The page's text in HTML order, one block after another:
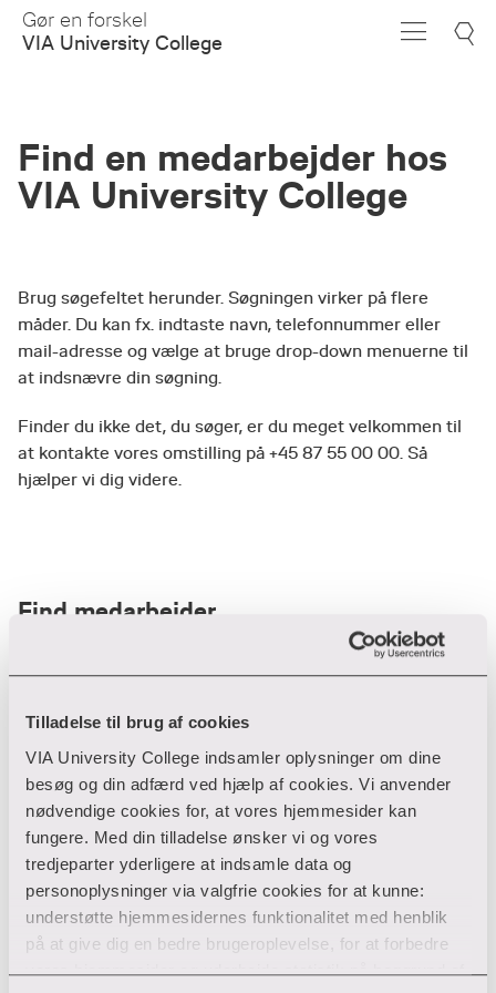
Tilladelse til brug af cookies
VIA University College indsamler oplysninger om dine
besøg og din adfærd ved hjælp af cookies. Vi anvender
nødvendige cookies for, at vores hjemmesider kan
fungere. Med din tilladelse ønsker vi og vores
tredjeparter yderligere at indsamle data og
personoplysninger via valgfrie cookies for at kunne:
understøtte hjemmesidernes funktionalitet med henblik
på at give dig en bedre brugeroplevelse, for at forbedre
vores hjemmesider og udarbejde statistik på baggrund af
Skip
Main
Gør en forskel
VIA University College
Find en medarbejder hos
VIA University College
Brug søgefeltet herunder. Søgningen virker på flere
måder. Du kan fx. indtaste navn, telefonnummer eller
mail-adresse og vælge at bruge drop-down menuerne til
at indsnævre din søgning.
Finder du ikke det, du søger, er du meget velkommen til
at kontakte vores omstilling på +45 87 55 00 00. Så
hjælper vi dig videre.
Find medarbejder
Filter
Ryd filtre
Din søgning gav desværre ikke noget resultat
Giv ikke op endnu!